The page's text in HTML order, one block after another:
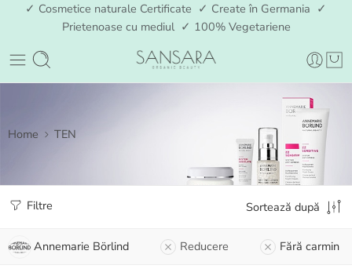
✓ Cosmetice naturale Certificate ✓ Create în Germania ✓
Prietenoase cu mediul ✓ 100% Vegetariene
Home TEN
Filtre Sortează după
Annemarie Börlind Reducere Fără carmin